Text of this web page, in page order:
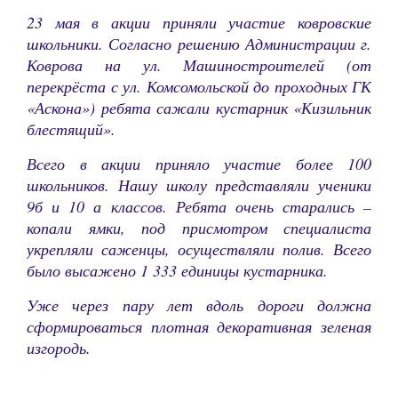
23 мая в акции приняли участие ковровские
школьники. Согласно решению Администрации г.
Коврова на ул. Машиностроителей (от
перекрёста с ул. Комсомольской до проходных ГК
«Аскона») ребята сажали кустарник «Кизильник
блестящий».
Всего в акции приняло участие более 100
школьников. Нашу школу представляли ученики
9б и 10 а классов. Ребята очень старались –
копали ямки, под присмотром специалиста
укрепляли саженцы, осуществляли полив. Всего
было высажено 1 333 единицы кустарника.
Уже через пару лет вдоль дороги должна
сформироваться плотная декоративная зеленая
изгородь.